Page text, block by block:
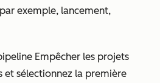
exemple, lancement,
Empêcher les projets
et sélectionnez la première